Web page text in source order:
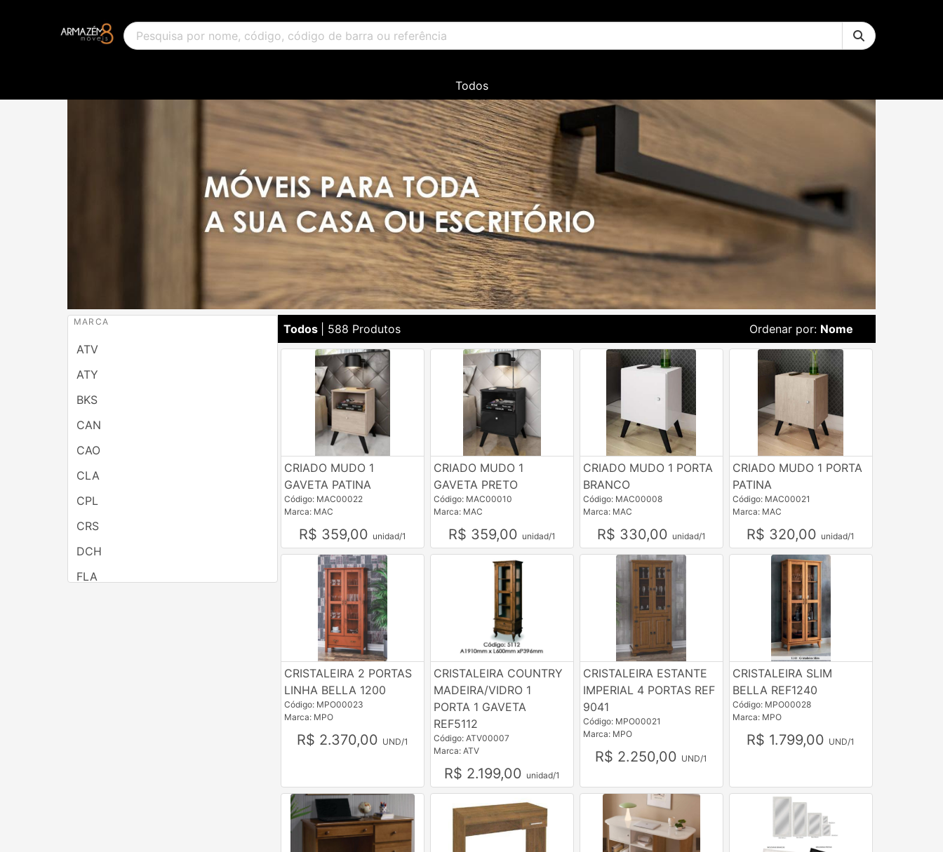
Todos
MARCA
ATV
ATY
BKS
CAN
CAO
CLA
CPL
CRS
DCH
FLA
Todos | 588 Produtos Ordenar por: Nome
CRIADO MUDO 1
GAVETA PATINA
Código: MAC00022
Marca: MAC
R$ 359,00 unidad/1
CRIADO MUDO 1
GAVETA PRETO
Código: MAC00010
Marca: MAC
R$ 359,00 unidad/1
CRIADO MUDO 1 PORTA
BRANCO
Código: MAC00008
Marca: MAC
R$ 330,00 unidad/1
CRIADO MUDO 1 PORTA
PATINA
Código: MAC00021
Marca: MAC
R$ 320,00 unidad/1
CRISTALEIRA 2 PORTAS
LINHA BELLA 1200
Código: MPO00023
Marca: MPO
R$ 2.370,00 UND/1
CRISTALEIRA COUNTRY
MADEIRA/VIDRO 1
PORTA 1 GAVETA
REF5112
Código: ATV00007
Marca: ATV
R$ 2.199,00 unidad/1
CRISTALEIRA ESTANTE
IMPERIAL 4 PORTAS REF
9041
Código: MPO00021
Marca: MPO
R$ 2.250,00 UND/1
CRISTALEIRA SLIM
BELLA REF1240
Código: MPO00028
Marca: MPO
R$ 1.799,00 UND/1